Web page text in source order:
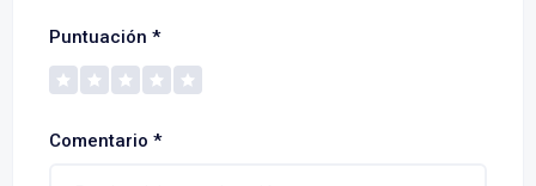
Puntuación *
Comentario *